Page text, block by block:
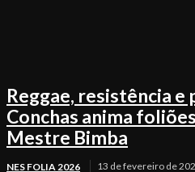
Reggae, resistência e
Conchas anima
Mestre Bimba
NES FOLIA 2026 13 de fevereiro de